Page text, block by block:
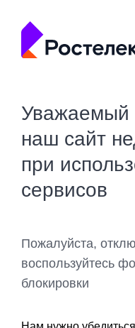
Уважаемый
наш сайт
при
сервисов
Пожалуйста,
воспользуйтесь
блокировки